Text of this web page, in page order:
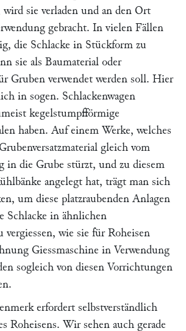
sie verladen und an den Ort
gebracht. In vielen Fällen
die Schlacke in Stückform zu
sie als Baumaterial oder
Gruben verwendet werden soll. Hier
in sogen. Schlackenwagen
kegelstumpfförmige
haben. Auf einem Werke, welches
gleich vom
in die Grube stürzt, und zu diesem
angelegt hat, trägt man sich
um diese platzraubenden Anlagen
Schlacke in ähnlichen
vergiessen, wie sie für Roheisen
Giessmaschine in Verwendung
sogleich von diesen Vorrichtungen
erfordert selbstverständlich
Roheisens. Wir sehen auch gerade